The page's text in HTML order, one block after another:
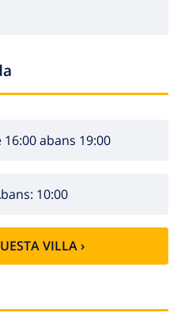
16:00 abans 19:00
10:00
VILLA ›